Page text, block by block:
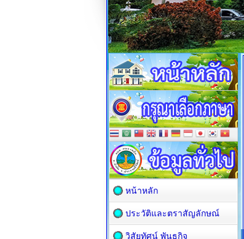
หน้าหลัก
ประวัติและตราสัญลักษณ์
วิสัยทัศน์ พันธกิจ